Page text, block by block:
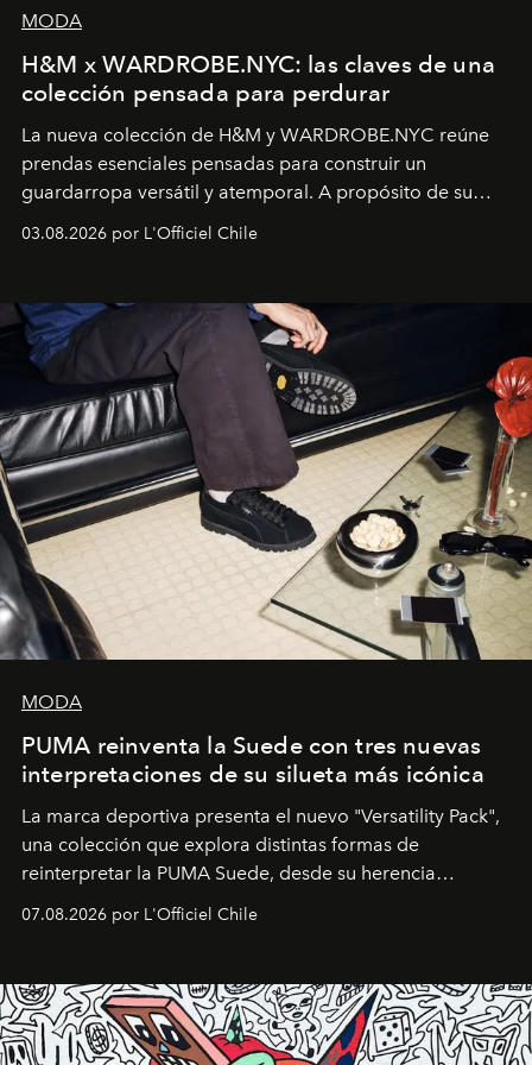
MODA
H&M x WARDROBE.NYC: las claves de una
colección pensada para perdurar
La nueva colección de H&M y WARDROBE.NYC reúne
prendas esenciales pensadas para construir un
guardarropa versátil y atemporal. A propósito de su
lanzamiento, los fundadores de la firma neoyorquina y
la asesora creativa y jefa de diseño global de la marca
y la filosofía detrás de la propuesta.
03.08.2026 por L'Officiel Chile
MODA
PUMA reinventa la Suede con tres nuevas
interpretaciones de su silueta más icónica
La marca deportiva presenta el nuevo "Versatility Pack",
una colección que explora distintas formas de
reinterpretar la PUMA Suede, desde su herencia
deportiva hasta una mirada moderna inspirada en el
diseño y el universo outdoor.
07.08.2026 por L'Officiel Chile